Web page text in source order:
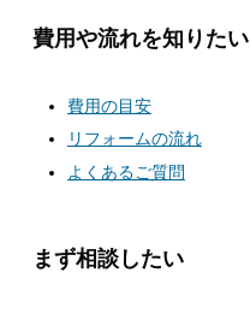
費用や流れを知りたい
費用の目安
リフォームの流れ
よくあるご質問
まず相談したい